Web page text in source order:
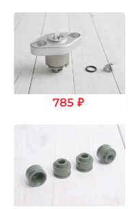
785 ₽